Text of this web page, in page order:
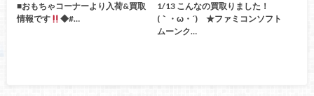
■おもちゃコーナーより入荷&買取
情報です
◆#…
1/13 こんなの買取りました！
(｀・ω・´)ゞ★ファミコンソフト
ムーンク…